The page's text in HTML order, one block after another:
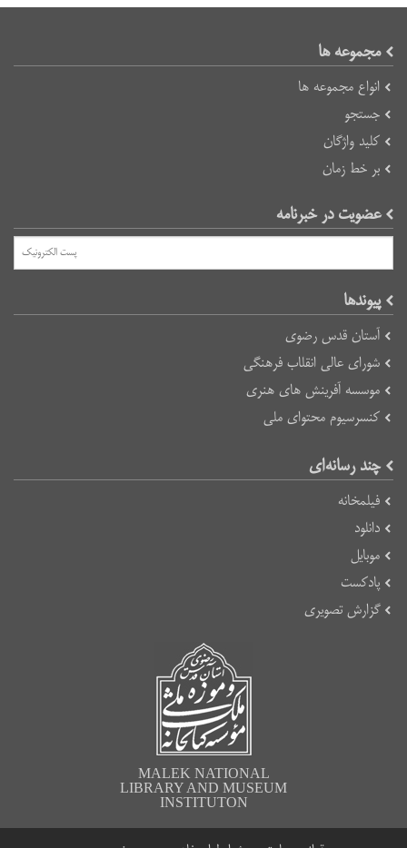
مجموعه ها
انواع مجموعه ها
جستجو
کلید واژگان
بر خط زمان
عضویت در خبرنامه
پیوند‌ها
آستان قدس رضوی
شورای عالی انقلاب فرهنگی
موسسه آفرینش های هنری
کنسرسیوم محتوای ملی
چند رسانه‌ای
فیلمخانه
دانلود
موبایل
پادکست
گزارش تصویری
MALEK NATIONAL
LIBRARY AND MUSEUM
INSTITUTON